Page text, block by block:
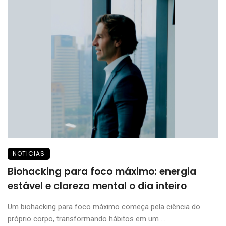
NOTICIAS
Biohacking para foco máximo: energia
estável e clareza mental o dia inteiro
Um biohacking para foco máximo começa pela ciência do
próprio corpo, transformando hábitos em um ...